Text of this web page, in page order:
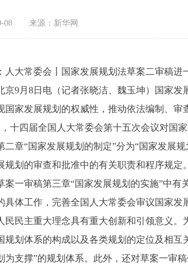
08 来源：新华网
大常委会丨国家发展规划法草案二审稿进
月8日电（记者张晓洁、魏玉坤）国家发
国家发展规划的权威性，推动依法编制、审
四届全国人大常委会第十五次会议对国家
二章“国家发展规划的制定”分为“国家发展
规划的审查和批准中的有关职责和程序规定。
审稿第三章“国家发展规划的实施”中有
具体工作，完善全国人大常委会审议国家发
主重大理念具有重大创新和引领意义。
体系的构成以及各类规划的定位及相互
为支撑”的规划体系。此外，还对草案一审稿